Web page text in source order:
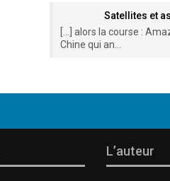
Satellites et
[…] alors la course :
Chine qui an...
L’auteur